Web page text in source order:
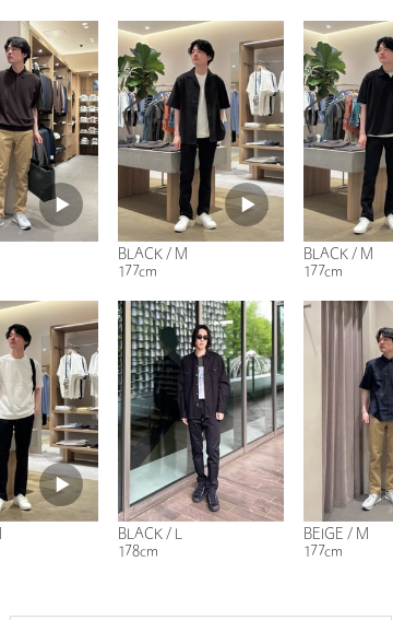
BLACK / M
177cm
BLACK / M
177cm
BLACK / L
178cm
BEIGE / M
177cm